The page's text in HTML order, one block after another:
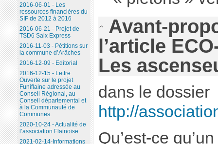
Avant-
l’article
Les
dans le dossier
http://
Qu’est-ce
2016-06-01 - Les
ressources financières du
SIF de 2012 à 2016
2016-06-21 - Projet de
TSD6 Saix Express
2016-11-03 - Pétitions sur
la commune d’Arâches
2016-12-09 - Editorial
2016-12-15 - Lettre
Ouverte sur le projet
Funiflaine adressée au
Conseil Régional, au
Conseil départemental et
à la Communauté de
Communes.
2020-10-24 - Actualité de
l’association Flainoise
2021-02-14-Informations